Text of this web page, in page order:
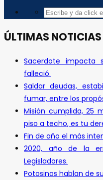
ÚLTIMAS NOTICIAS
Sacerdote
falleció.
Saldar deudas,
fumar, entre los
Misión cumplida, 25
piso a techo, es tu
Fin de año el más
2020, año de la
Legisladores.
Potosinos hablan de